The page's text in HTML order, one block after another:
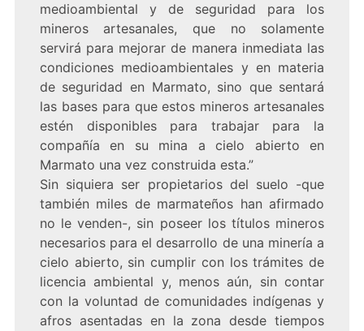
medioambiental y de seguridad para los
mineros artesanales, que no solamente
servirá para mejorar de manera inmediata las
condiciones medioambientales y en materia
de seguridad en Marmato, sino que sentará
las bases para que estos mineros artesanales
estén disponibles para trabajar para la
compañía en su mina a cielo abierto en
Marmato una vez construida esta.”
Sin siquiera ser propietarios del suelo -que
también miles de marmateños han afirmado
no le venden-, sin poseer los títulos mineros
necesarios para el desarrollo de una minería a
cielo abierto, sin cumplir con los trámites de
licencia ambiental y, menos aún, sin contar
con la voluntad de comunidades indígenas y
afros asentadas en la zona desde tiempos